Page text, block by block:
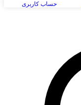
حساب کاربری